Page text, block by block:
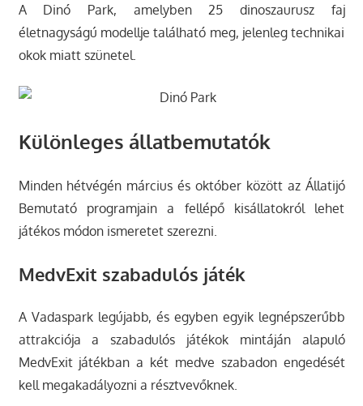
A Dinó Park, amelyben 25 dinoszaurusz faj
életnagyságú modellje található meg, jelenleg technikai
okok miatt szünetel.
Különleges állatbemutatók
Minden hétvégén március és október között az Állatijó
Bemutató programjain a fellépő kisállatokról lehet
játékos módon ismeretet szerezni.
MedvExit szabadulós játék
A Vadaspark legújabb, és egyben egyik legnépszerűbb
attrakciója a szabadulós játékok mintáján alapuló
MedvExit játékban a két medve szabadon engedését
kell megakadályozni a résztvevőknek.